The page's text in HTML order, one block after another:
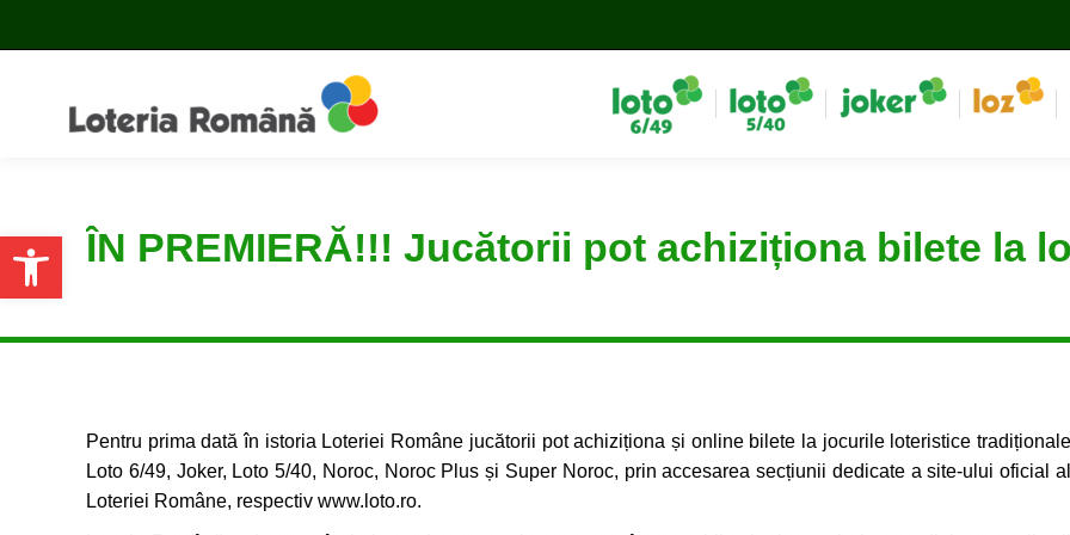
Open toolbarÎN PREMIERĂ!!! Jucătorii pot achiziționa bilete la
Pentru prima dată în istoria Loteriei Române jucătorii pot achiziționa și online bilete la jocurile loteristice tradiționale
Loto 6/49, Joker, Loto 5/40, Noroc, Noroc Plus și Super Noroc, prin accesarea secțiunii dedicate a site-ului oficial al
Loteriei Române, respectiv www.loto.ro.